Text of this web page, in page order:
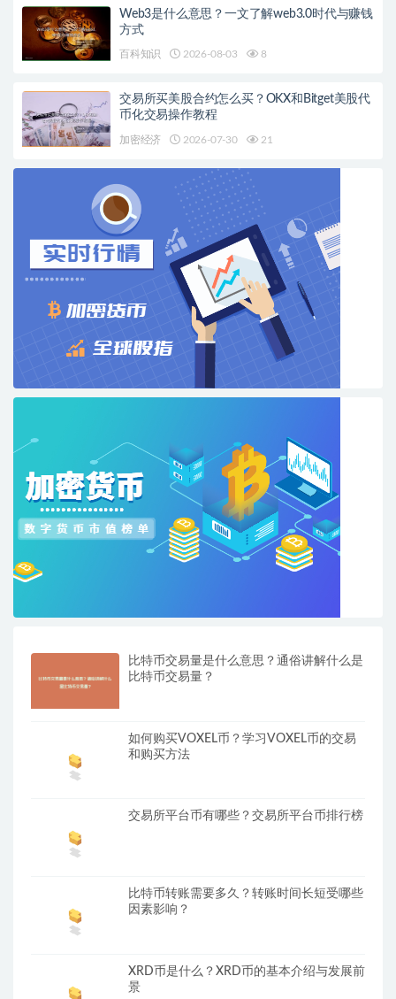
Web3是什么意思？一文了解web3.0时代与赚钱
方式
百科知识 2026-08-03 8
交易所买美股合约怎么买？OKX和Bitget美股代
币化交易操作教程
加密经济 2026-07-30 21
比特币交易量是什么意思？通俗讲解什么是
比特币交易量？
如何购买VOXEL币？学习VOXEL币的交易
和购买方法
交易所平台币有哪些？交易所平台币排行榜
比特币转账需要多久？转账时间长短受哪些
因素影响？
XRD币是什么？XRD币的基本介绍与发展前
景